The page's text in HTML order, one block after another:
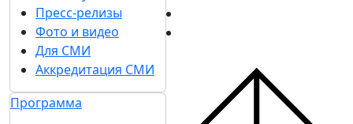
Пресс-релизы
Фото и видео
Для СМИ
Аккредитация СМИ
Программа